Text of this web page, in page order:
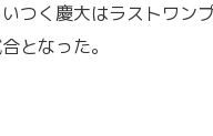
つく慶大はラストワン
となった。